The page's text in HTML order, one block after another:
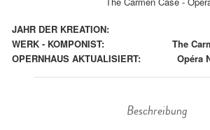
JAHR DER KREATION:
WERK - KOMPONIST:
The
OPERNHAUS AKTUALISIERT:
Opéra
Beschreibung